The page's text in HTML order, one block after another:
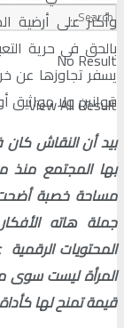
No Result
View All Result
وأكثر على أرضية
بالحق في حرية
يسفر تجاوزها عن
قوانين ولا
بيد أن النقاش
بها المجتمع
مساحة خصبة أضحت
جملة هاته
المحتويات
المرأة ليست سوى
قيمة تمنح لها